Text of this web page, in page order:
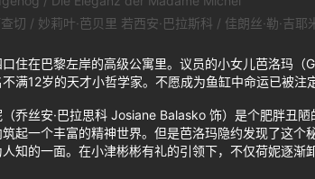
切 / 妙莉叶·芭贝里 若西安·巴拉斯科 / 佳朗丝·勒·吉
在巴黎左岸的高级公寓里。议员的小女儿芭洛玛（
满12岁的天才小哲学家。不愿成为鱼缸中命运已被注
丝安·巴拉思科 Josiane Balasko 饰）是个肥胖丑陋
起一个丰富的精神世界。但是芭洛玛隐约发现了这个
知的一面。在小津彬彬有礼的引领下，不仅荷妮逐